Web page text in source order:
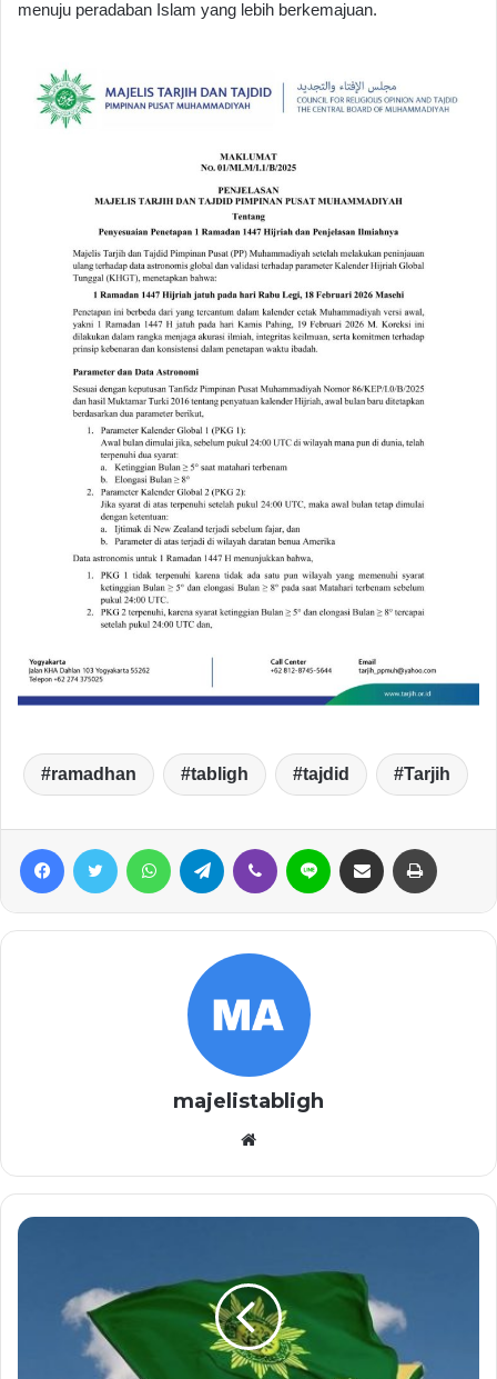
menuju peradaban Islam yang lebih berkemajuan.
ramadhan tabligh tajdid Tarjih
Facebook Twitter WhatsApp Telegram Viber Line Share via Email
majelistabligh